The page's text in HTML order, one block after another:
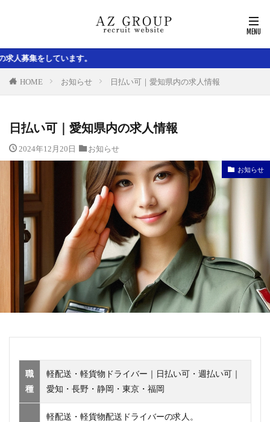
HOME お知らせ 日払い可｜愛知県内の求人情報
日払い可｜愛知県内の求人情報
2024年12月20日 お知らせ
お知らせ
職
種
軽配送・軽貨物ドライバー｜日払い可・週払い可｜
愛知・長野・静岡・東京・福岡
軽配送・軽貨物配送ドライバーの求人。